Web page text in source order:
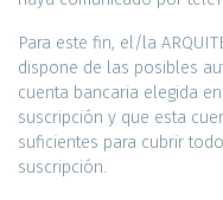
Para este fin, el/la
dispone de las posibles
cuenta bancaria elegida
suscripción y que esta
suficientes para cubrir
suscripción.